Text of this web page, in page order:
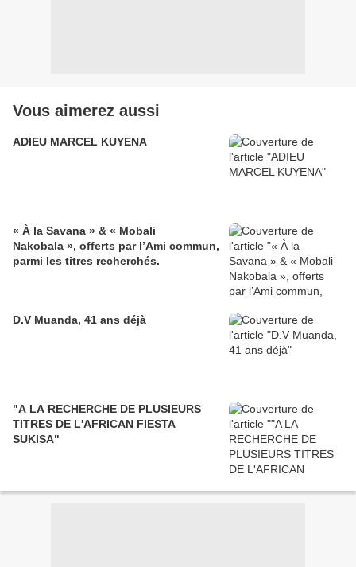
Vous aimerez aussi
ADIEU MARCEL KUYENA
« À la Savana » & « Mobali
Nakobala », offerts par l’Ami commun,
parmi les titres recherchés.
D.V Muanda, 41 ans déjà
"A LA RECHERCHE DE PLUSIEURS
TITRES DE L'AFRICAN FIESTA
SUKISA"